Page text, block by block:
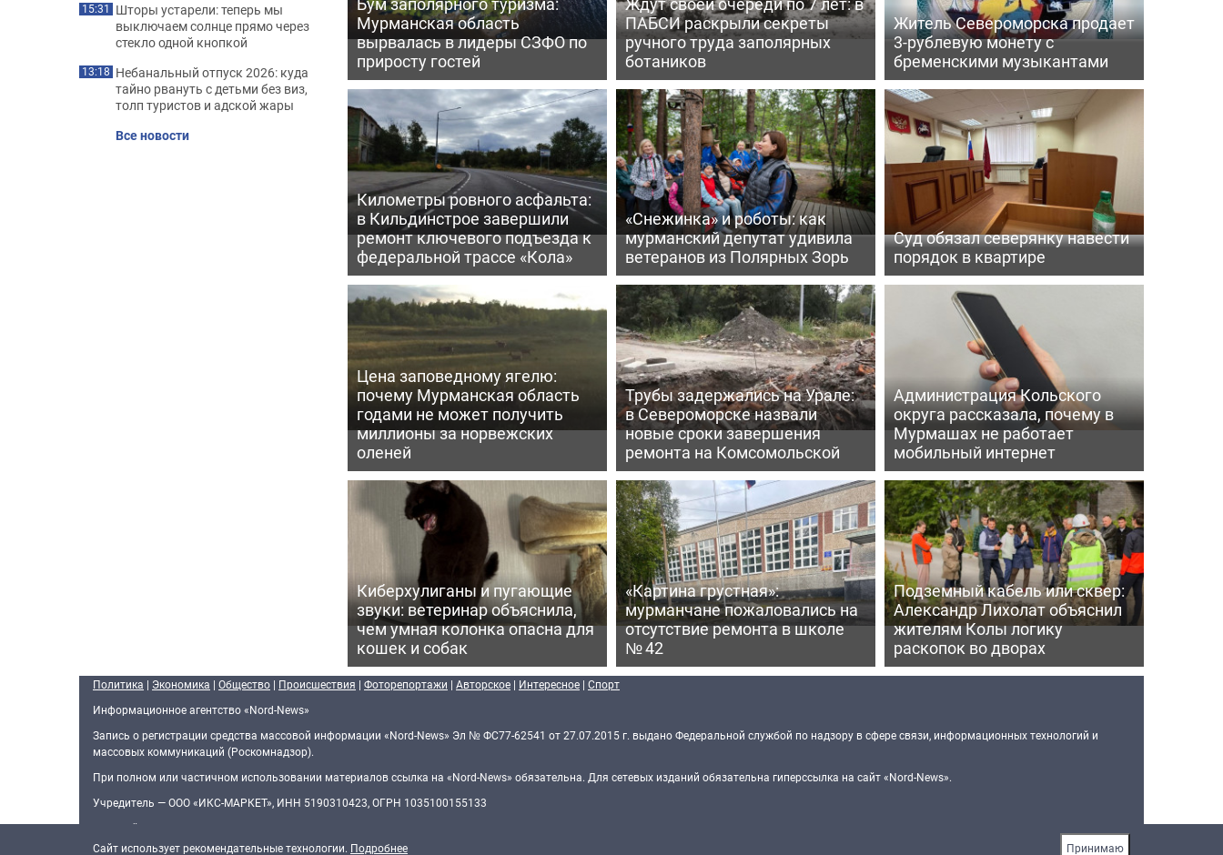
Мурманская область
вырвалась в лидеры СЗФО по
приросту гостей
ПАБСИ раскрыли секреты
ручного труда заполярных
ботаников
Житель Североморска продает
3-рублевую монету с
бременскими музыкантами
Километры ровного асфальта:
в Кильдинстрое завершили
ремонт ключевого подъезда к
федеральной трассе «Кола»
«Снежинка» и роботы: как
мурманский депутат удивила
ветеранов из Полярных Зорь
Суд обязал северянку навести
порядок в квартире
Цена заповедному ягелю:
почему Мурманская область
годами не может получить
миллионы за норвежских
оленей
Трубы задержались на Урале:
в Североморске назвали
новые сроки завершения
ремонта на Комсомольской
Администрация Кольского
округа рассказала, почему в
Мурмашах не работает
мобильный интернет
Киберхулиганы и пугающие
звуки: ветеринар объяснила,
чем умная колонка опасна для
кошек и собак
«Картина грустная»:
мурманчане пожаловались на
отсутствие ремонта в школе
№ 42
Подземный кабель или сквер:
Александр Лихолат объяснил
жителям Колы логику
раскопок во дворах
15:31 Шторы устарели: теперь мы
выключаем солнце прямо через
стекло одной кнопкой
13:18 Небанальный отпуск 2026: куда
тайно рвануть с детьми без виз,
толп туристов и адской жары
Все новости
Политика | Экономика | Общество | Происшествия | Фоторепортажи | Авторское | Интересное | Спорт
Информационное агентство «Nord-News»
Запись о регистрации средства массовой информации «Nord-News» Эл № ФС77-62541 от 27.07.2015 г. выдано Федеральной службой по надзору в сфере связи, информационных технологий и
массовых коммуникаций (Роскомнадзор).
При полном или частичном использовании материалов ссылка на «Nord-News» обязательна. Для сетевых изданий обязательна гиперссылка на сайт «Nord-News».
Учредитель — ООО «ИКС-МАРКЕТ», ИНН 5190310423, ОГРН 1035100155133
Главный редактор — Голямин Максим Сергеевич
Cайт использует рекомендательные технологии. Подробнее Принимаю